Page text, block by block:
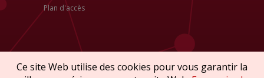
Plan d'accès
Ce site Web utilise des cookies pour vous garantir la